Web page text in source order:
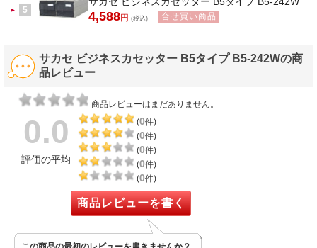
5 4,588円 (税込) 合せ買い商品
サカセ ビジネスカセッター B5タイプ B5-242Wの商
品レビュー
商品レビューはまだありません。
0.0
評価の平均
(0件)
(0件)
(0件)
(0件)
(0件)
商品レビューを書く